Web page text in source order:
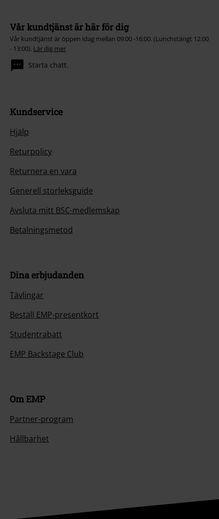
Vår kundtjänst är här för dig
Vår kundtjänst är öppen idag mellan 09:00 -16:00. (Lunchstängt 12:00
- 13:00). Lär dig mer
Starta chatt.
Kundservice
Hjälp
Returpolicy
Returnera en vara
Generell storleksguide
Avsluta mitt BSC-medlemskap
Betalningsmetod
Dina erbjudanden
Tävlingar
Beställ EMP-presentkort
Studentrabatt
EMP Backstage Club
Om EMP
Partner-program
Hållbarhet